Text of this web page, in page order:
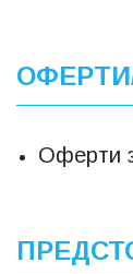
Оферти